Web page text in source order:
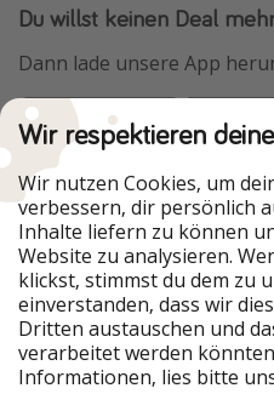
Du willst keinen Deal
Dann lade unsere App
Urlaubspiraten ist Teil der
Unsere Märkte
PiratinViaggio
VakantiePiraten
VoyagesPirates
Urlaubspiraten
TravelPirates
Wir respektieren
Wir nutzen Cookies, um
verbessern, dir persönlich
Inhalte liefern zu können
Website zu analysieren.
klickst, stimmst du dem zu
einverstanden, dass wir
Dritten austauschen und
verarbeitet werden
Informationen, lies bitte